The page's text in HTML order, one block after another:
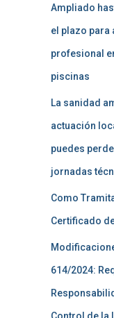
Ampliado
el plazo
profesional
piscinas
La sanidad
actuación
puedes
jornadas
Como
Certificado
614/2024: